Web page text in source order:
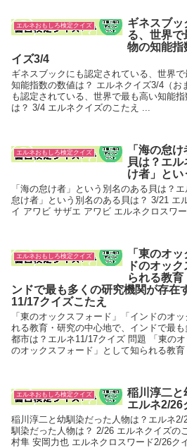
エルネおもしろ検定クイズ
ギネスブッ
る、世界で
物の知能指
イズ3/4
ギネスブックにも認定されている、世界
知能指数の数値は？ エルネクイズ3/4（お
も認定されている、世界で最も高い知能
は？ 3/4 エルネクイズのこたえ ...
エルネおもしろ検定クイズ
「海の怠
貝は？エ
け者」とい
「海の怠け者」という別名のある貝は？
怠け者」という別名のある貝は？ 3/21 エ
イ アワビ サザエ アワビ エルネクロスワ
エルネおもしろ検定クイズ
「東のオ
ドのオッ
られる教
ンドで最も多くの研究機関が存在
11/17クイズこたえ
「東のオックスフォード」「インドのオ
れる教育・研究の中心地で、インドで最
都市は？エルネ11/17クイズ 問題 「東の
のオックスフォード」として知られる教育
エルネおもしろ検定クイズ
稲川淳二と
エルネ2/26
稲川淳二と幼馴染だった人物は？エルネ
馴染だった人物は？ 2/26 エルネクイズの
村隼 安岡力也 エルネクロスワード2/26ク